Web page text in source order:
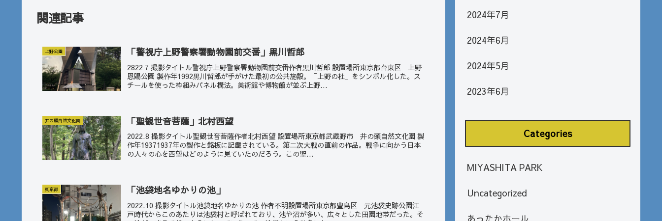
関連記事
上野公園 「警視庁上野警察署動物園前交番」黒川哲郎
2822 7 撮影タイトル警視庁上野警察署動物園前交番作者黒川哲郎 設置場所東京都台東区 上野
恩賜公園 製作年1992黒川哲郎が手がけた最初の公共施設。「上野の杜」をシンボル化した。ス
チールを使った枠組みパネル構法。美術館や博物館が並ぶ上野...
井の頭自然文化園 「聖観世音菩薩」北村西望
2022.8 撮影タイトル聖観世音菩薩作者北村西望 設置場所東京都武蔵野市 井の頭自然文化園 製
作年19371937年の製作と銘板に記載されている。第二次大戦の直前の作品。戦争に向かう日本
の人々の心を西望はどのように見ていたのだろう。この聖...
東京都 「池袋地名ゆかりの池」
2022.10 撮影タイトル池袋地名ゆかりの池 作者不明設置場所東京都豊島区 元池袋史跡公園江
戸時代からこのあたりは池袋村と呼ばれており、池や沼が多い、広々とした田園地帯だった。そ
2024年7月
2024年6月
2024年5月
2023年6月
Categories
MIYASHITA PARK
Uncategorized
あったかホール